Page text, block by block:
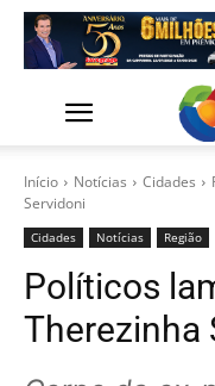
Início Notícias Cidades
Servidoni
Cidades Notícias Região
Políticos
Therezinha